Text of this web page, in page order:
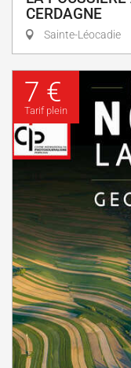
CERDAGNE
Sainte-Léocadie
7 €
Tarif plein